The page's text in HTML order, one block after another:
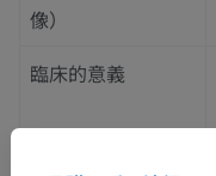
像）
臨床的意義